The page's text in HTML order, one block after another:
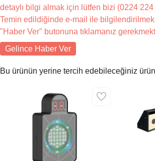
detaylı bilgi almak için lütfen bizi (0224 224
Temin edildiğinde e-mail ile bilgilendirilmek
"Haber Ver" butonuna tıklamanız
Gelince Haber Ver
Bu ürünün yerine tercih edebileceğiniz